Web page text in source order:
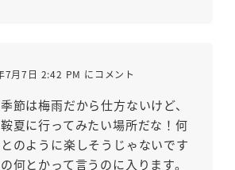
7月7日 2:42 PM にコメント
節は梅雨だから仕方ないけど、
夏に行ってみたい場所だな！何
のように楽しそうじゃないです
何とかって言うのに入ります。